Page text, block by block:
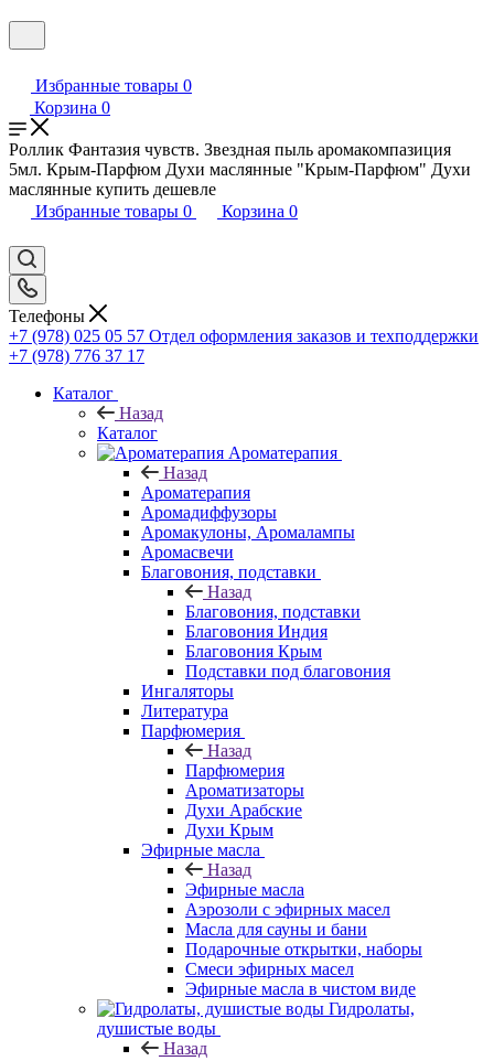
Избранные товары 0
Корзина 0
Роллик Фантазия чувств. Звездная пыль аромакомпазиция
5мл. Крым-Парфюм Духи маслянные "Крым-Парфюм" Духи
маслянные купить дешевле
Избранные товары 0 Корзина 0
Телефоны
+7 (978) 025 05 57 Отдел оформления заказов и техподдержки
+7 (978) 776 37 17
Каталог
Назад
Каталог
Ароматерапия
Назад
Ароматерапия
Аромадиффузоры
Аромакулоны, Аромалампы
Аромасвечи
Благовония, подставки
Назад
Благовония, подставки
Благовония Индия
Благовония Крым
Подставки под благовония
Ингаляторы
Литература
Парфюмерия
Назад
Парфюмерия
Ароматизаторы
Духи Арабские
Духи Крым
Эфирные масла
Назад
Эфирные масла
Аэрозоли с эфирных масел
Масла для сауны и бани
Подарочные открытки, наборы
Смеси эфирных масел
Эфирные масла в чистом виде
Гидролаты,
душистые воды
Назад